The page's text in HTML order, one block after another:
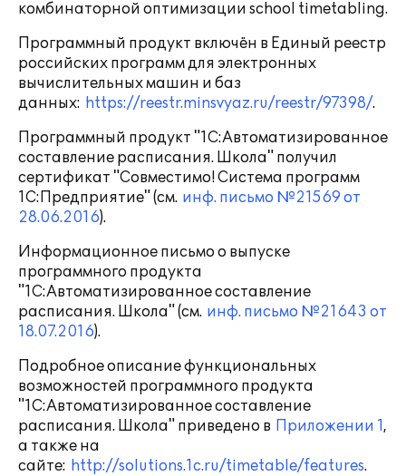
комбинаторной оптимизации school timetabling.
Программный продукт включён в Единый реестр
российских программ для электронных
вычислительных машин и баз
данных: https://reestr.minsvyaz.ru/reestr/97398/.
Программный продукт "1С:Автоматизированное
составление расписания. Школа" получил
сертификат "Совместимо! Система программ
1С:Предприятие" (см. инф. письмо №21569 от
28.06.2016).
Информационное письмо о выпуске
программного продукта
"1С:Автоматизированное составление
расписания. Школа" (см. инф. письмо №21643 от
18.07.2016).
Подробное описание функциональных
возможностей программного продукта
"1С:Автоматизированное составление
расписания. Школа" приведено в Приложении 1,
а также на
сайте: http://solutions.1c.ru/timetable/features.